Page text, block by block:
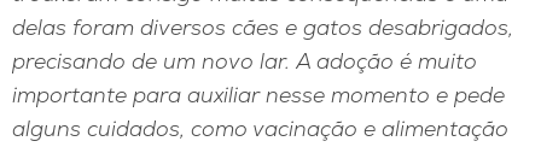
delas foram diversos cães e gatos desabrigados,
precisando de um novo lar. A adoção é muito
importante para auxiliar nesse momento e pede
alguns cuidados, como vacinação e alimentação